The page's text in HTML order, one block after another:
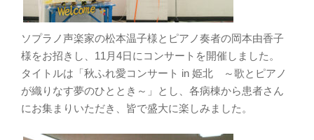
ソプラノ声楽家の松本温子様とピアノ奏者の岡本由香子
様をお招きし、11月4日にコンサートを開催しました。
タイトルは「秋ふれ愛コンサート in 姫北 ～歌とピアノ
が織りなす夢のひととき～」とし、各病棟から患者さん
にお集まりいただき、皆で盛大に楽しみました。